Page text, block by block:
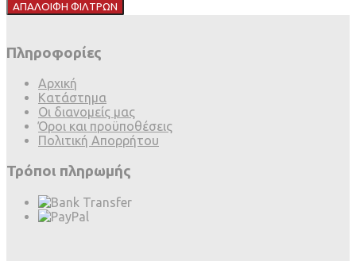
ΑΠΑΛΟΙΦΗ ΦΙΛΤΡΩΝ
Πληροφορίες
Αρχική
Κατάστημα
Οι διανομείς μας
Όροι και προϋποθέσεις
Πολιτική Απορρήτου
Τρόποι πληρωμής